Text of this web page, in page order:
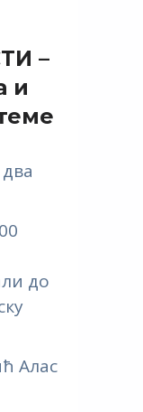
–
и
до
Алас